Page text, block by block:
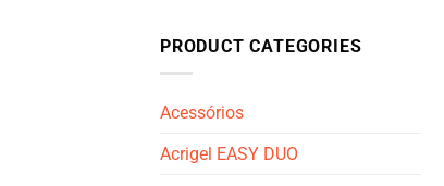
PRODUCT CATEGORIES
Acessórios
Acrigel EASY DUO